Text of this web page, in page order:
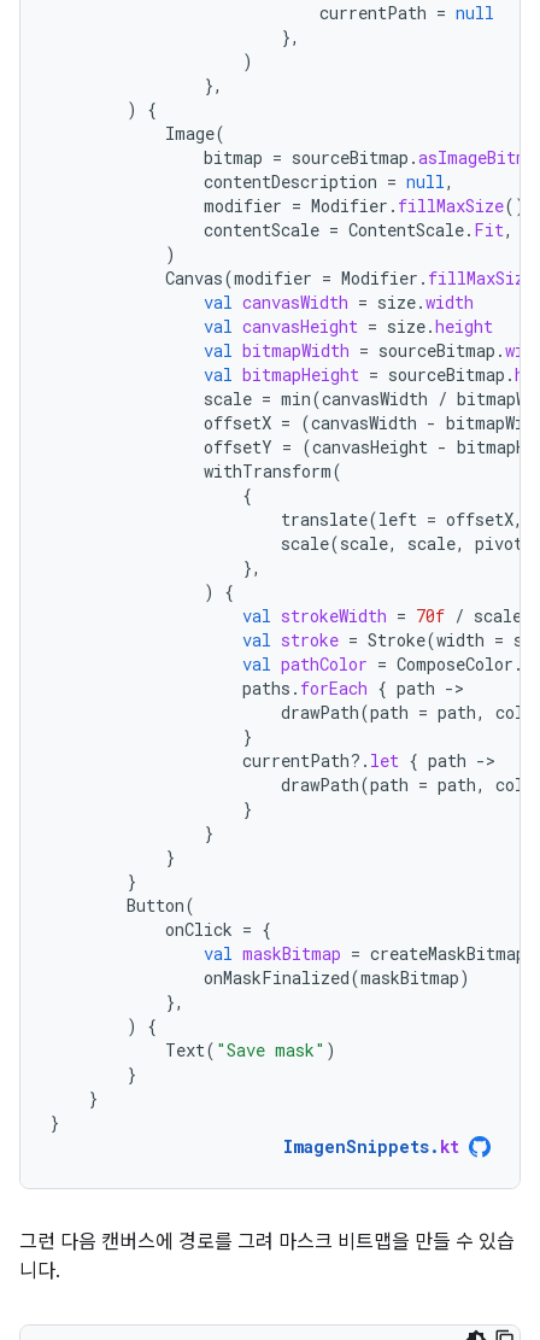
currentPath = null
},
)
},
)
{
Image(
bitmap = sourceBitmap .
contentDescription = null,
modifier = Modifier . fillMaxSize(),
contentScale = ContentScale. Fit,
)
Canvas(modifier = Modifier . fillMaxSize
val canvasWidth = size.width
val canvasHeight = size.height
val bitmapWidth = sourceBitmap .
val bitmapHeight = sourceBitmap .
scale = min(canvasWidth /
offsetX = (canvasWidth -
offsetY = (canvasHeight -
withTransform(
{
translate(left = offsetX,
scale(scale, scale, pivot
},
)
{
val strokeWidth = 70f / scale
val stroke = Stroke(width =
val pathColor = ComposeColor .
paths . forEach { path -
drawPath(path = path,
}
currentPath?. let { path -
drawPath(path = path,
}
}
}
}
Button(
onClick = {
val maskBitmap = createMaskBitmap
onMaskFinalized(maskBitmap)
},
)
{
Text( "Save mask" )
}
}
}
ImagenSnippets. kt
그런 다음 캔버스에 경로를 그려 마스크 비트맵을 만들 수 있습
니다.